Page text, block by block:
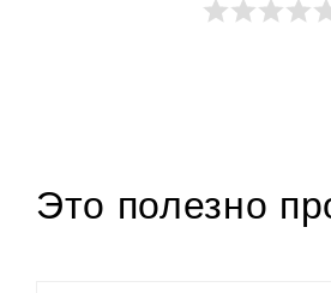
Это полезно